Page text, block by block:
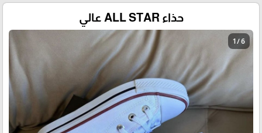
حذاء ALL STAR عالي
1 / 6